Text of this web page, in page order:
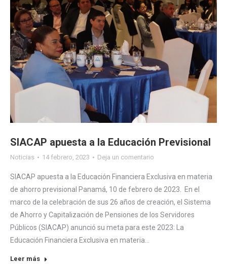
SIACAP apuesta a la Educación Previsional
Noticias 14 febrero, 2023 Deja un comentario
SIACAP apuesta a la Educación Financiera Exclusiva en materia
de ahorro previsional Panamá, 10 de febrero de 2023. En el
marco de la celebración de sus 26 años de creación, el Sistema
de Ahorro y Capitalización de Pensiones de los Servidores
Públicos (SIACAP) anunció su meta para este 2023: La
Educación Financiera Exclusiva en materia…
Leer más